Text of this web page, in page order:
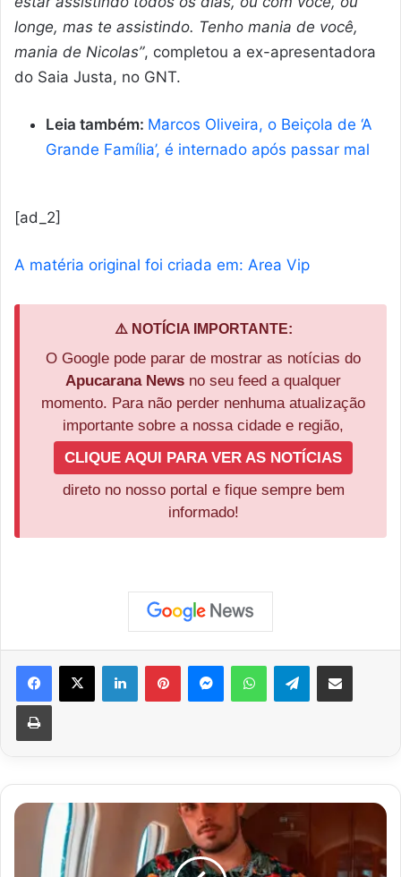
longe, mas te assistindo. Tenho mania de você,
mania de Nicolas”, completou a ex-apresentadora
do Saia Justa, no GNT.
Leia também: Marcos Oliveira, o Beiçola de ‘A
Grande Família’, é internado após passar mal
[ad_2]
A matéria original foi criada em: Area Vip
⚠️ NOTÍCIA IMPORTANTE:
O Google pode parar de mostrar as notícias do
Apucarana News no seu feed a qualquer
momento. Para não perder nenhuma atualização
importante sobre a nossa cidade e região,
CLIQUE AQUI PARA VER AS NOTÍCIAS
direto no nosso portal e fique sempre bem
informado!
Facebook
X LinkedinPinterestMessengerWhatsAppTelegramCompartilhar via e-mail
Imprimir
Cantor
Conhecido
como